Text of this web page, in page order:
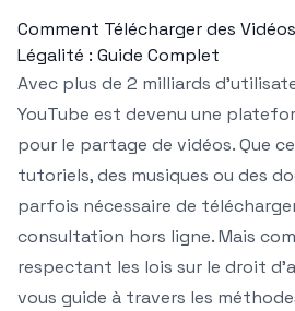
Comment Télécharger des
Légalité : Guide Complet
Avec plus de 2 milliards
YouTube est devenu une
pour le partage de vidéos. Que
tutoriels, des musiques ou des
parfois nécessaire de
consultation hors ligne. Mais
respectant les lois sur le droit
vous guide à travers les